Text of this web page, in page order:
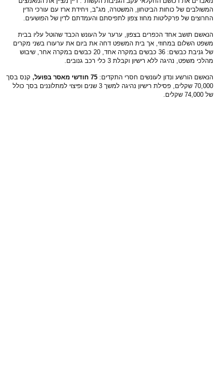
המשולבים של כוחות הביטחון, המשטרה, מג"ב, ויחידת ארז עם עורכי הדין
החרוצים של פרקליטות מחוז צפון לתפיסתם והעמדתם לדין של הפושעים.
הנאשם תושב אחד הכפרים בצפון, ערער על העונש הכבד שהוטל עליו בבית
משפט השלום במחוזי, אך בית המשפט דחה את ביום את ערעורו בשני מקרים
של גניבת כבשים: 36 כבשים במקרה אחד, 20 כבשים במקרה אחר, שיבוש
מהלכי משפט, נהיגה ללא רישיון וקבלת 3 כלי רכב גנובים.
הנאשם הורשע ונדון לעונשים חסרי התקדים: 75 חודשי מאסר בפועל,
קנס בסך
70,000 שקלים, פסילת רישיון נהיגה למשך 3 שנים ופיצוי למתלוננים בסך כולל
של 74,000 שקלים.